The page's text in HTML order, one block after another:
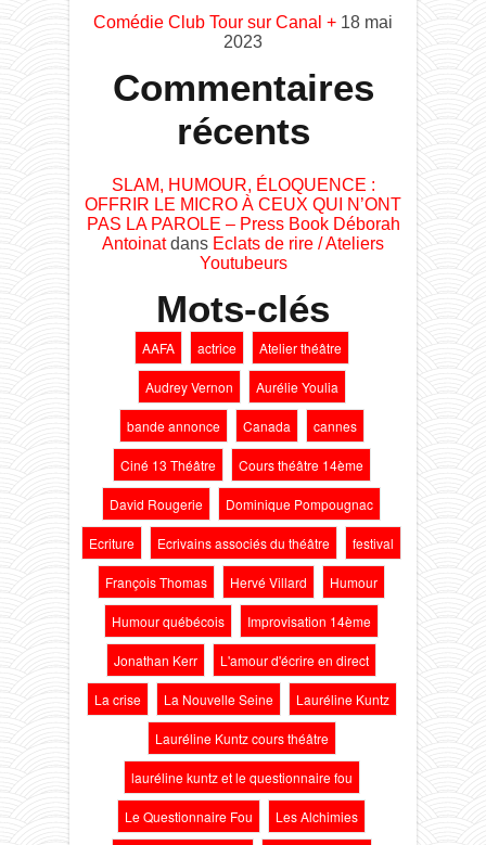
Comédie Club Tour sur Canal + 18 mai
2023
Commentaires
récents
SLAM, HUMOUR, ÉLOQUENCE :
OFFRIR LE MICRO À CEUX QUI N’ONT
PAS LA PAROLE – Press Book Déborah
Antoinatdans Eclats de rire / Ateliers
Youtubeurs
Mots-clés
AAFA actrice Atelier théâtre
Audrey Vernon Aurélie Youlia
bande annonce Canada cannes
Ciné 13 Théâtre Cours théâtre 14ème
David Rougerie Dominique Pompougnac
Ecriture Ecrivains associés du théâtre festival
François Thomas Hervé Villard Humour
Humour québécois Improvisation 14ème
Jonathan Kerr L'amour d'écrire en direct
La crise La Nouvelle Seine Lauréline Kuntz
Lauréline Kuntz cours théâtre
lauréline kuntz et le questionnaire fou
Le Questionnaire Fou Les Alchimies